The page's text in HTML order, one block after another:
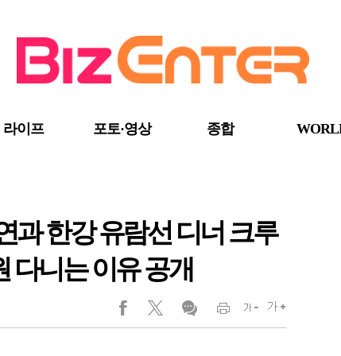
라이프 포토·영상 종합
과 한강 유람선 디너 크루
니는 이유 공개